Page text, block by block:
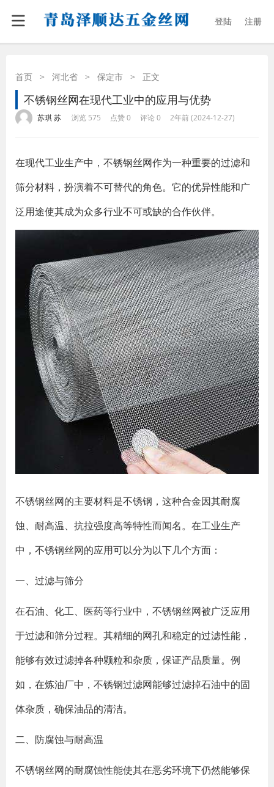
登陆 注册
首页 > 河北省 > 保定市 > 正文
不锈钢丝网在现代工业中的应用与优势
苏琪 苏 浏览 575 点赞 0 评论 0 2年前 (2024-12-27)
在现代工业生产中，不锈钢丝网作为一种重要的过滤和
筛分材料，扮演着不可替代的角色。它的优异性能和广
泛用途使其成为众多行业不可或缺的合作伙伴。
不锈钢丝网的主要材料是不锈钢，这种合金因其耐腐
蚀、耐高温、抗拉强度高等特性而闻名。在工业生产
中，不锈钢丝网的应用可以分为以下几个方面：
一、过滤与筛分
在石油、化工、医药等行业中，不锈钢丝网被广泛应用
于过滤和筛分过程。其精细的网孔和稳定的过滤性能，
能够有效过滤掉各种颗粒和杂质，保证产品质量。例
如，在炼油厂中，不锈钢过滤网能够过滤掉石油中的固
体杂质，确保油品的清洁。
二、防腐蚀与耐高温
不锈钢丝网的耐腐蚀性能使其在恶劣环境下仍然能够保